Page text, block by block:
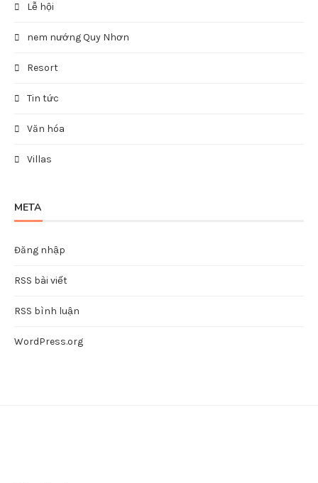
Lễ hội
nem nướng Quy Nhơn
Resort
Tin tức
Văn hóa
Villas
META
Đăng nhập
RSS bài viết
RSS bình luận
WordPress.org